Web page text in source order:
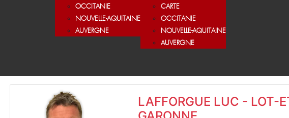
OCCITANIE
NOUVELLE-AQUITAINE
AUVERGNE
CARTE
OCCITANIE
NOUVELLE-AQUITAINE
AUVERGNE
LAFFORGUE LUC - LOT-